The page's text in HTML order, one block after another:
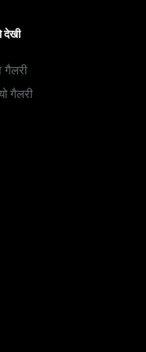
गैलरी